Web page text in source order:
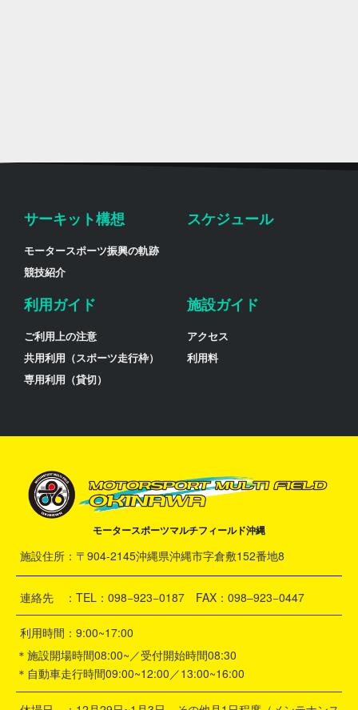
サーキット構想
モータースポーツ振興の軌跡
競技紹介
スケジュール
利用ガイド
ご利用上の注意
共用利用（スポーツ走行枠）
専用利用（貸切）
施設ガイド
アクセス
利用料
モータースポーツマルチフィールド沖縄
施設住所：〒904-2145沖縄県沖縄市字倉敷152番地8
連絡先 ：TEL：098−923−0187 FAX：098–923−0447
利用時間：9:00~17:00
＊施設開場時間08:00~／受付開始時間08:30
＊自動車走行時間09:00~12:00／13:00~16:00